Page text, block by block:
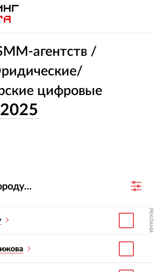
агентств /
цифровые
2025
РЕКЛАМА